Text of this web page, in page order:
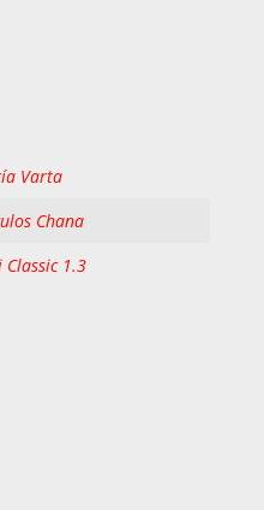
Varta
Chana
Classic 1.3